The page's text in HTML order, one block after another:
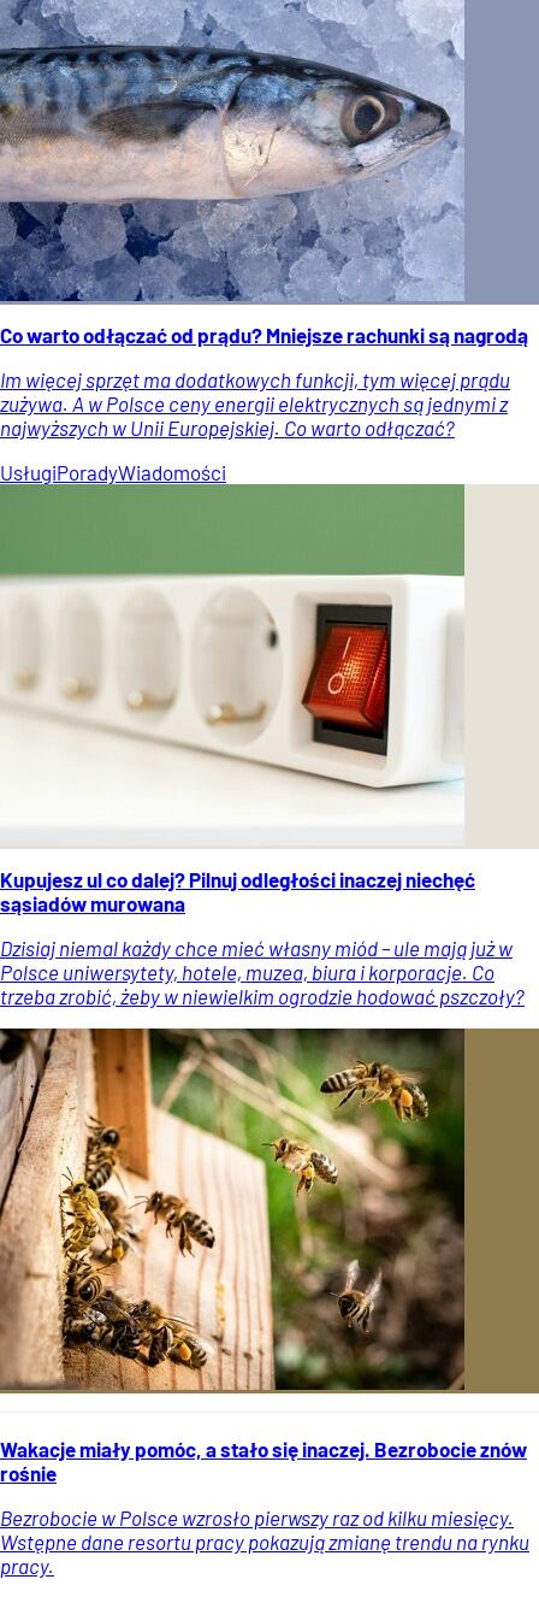
Co warto odłączać od prądu? Mniejsze rachunki są nagrodą
Im więcej sprzęt ma dodatkowych funkcji, tym więcej prądu
zużywa. A w Polsce ceny energii elektrycznych są jednymi z
najwyższych w Unii Europejskiej. Co warto odłączać?
UsługiPoradyWiadomości
Kupujesz ul co dalej? Pilnuj odległości inaczej niechęć
sąsiadów murowana
Dzisiaj niemal każdy chce mieć własny miód – ule mają już w
Polsce uniwersytety, hotele, muzea, biura i korporacje. Co
trzeba zrobić, żeby w niewielkim ogrodzie hodować pszczoły?
Wakacje miały pomóc, a stało się inaczej. Bezrobocie znów
rośnie
Bezrobocie w Polsce wzrosło pierwszy raz od kilku miesięcy.
Wstępne dane resortu pracy pokazują zmianę trendu na rynku
pracy.